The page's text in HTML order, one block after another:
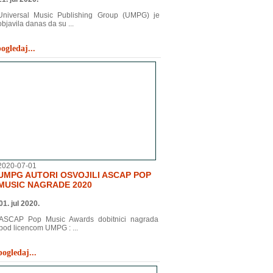
Music Publishing Group (UMPG) je
danas da su ...
07-01
AUTORI OSVOJILI ASCAP POP
NAGRADE 2020
jul 2020.
Pop Music Awards dobitnici nagrada
licencom UMPG : ...